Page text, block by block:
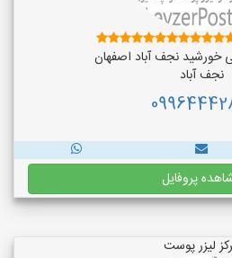
خورشید نجف آباد اصفهان
نجف‌ آباد
پروفایل
لیزر پوست